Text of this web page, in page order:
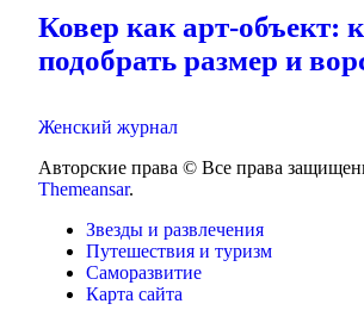
Ковер как арт-объект:
подобрать размер и
Женский журнал
Авторские права © Все права
Themeansar.
Звезды и развлечения
Путешествия и туризм
Саморазвитие
Карта сайта